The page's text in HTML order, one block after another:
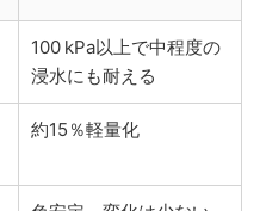
100 kPa以上で中程度の
浸水にも耐える
約15％軽量化